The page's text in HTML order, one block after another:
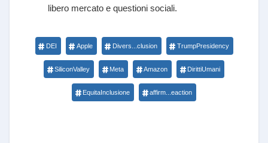
libero mercato e questioni sociali.
DEI Apple Divers...clusion TrumpPresidency
SiliconValley Meta Amazon DirittiUmani
EquitaInclusione affirm...eaction